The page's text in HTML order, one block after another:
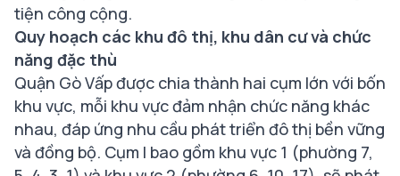
tiện công cộng.
Quy hoạch các khu đô thị, khu dân cư và chức
năng đặc thù
Quận Gò Vấp được chia thành hai cụm lớn với bốn
khu vực, mỗi khu vực đảm nhận chức năng khác
nhau, đáp ứng nhu cầu phát triển đô thị bền vững
và đồng bộ. Cụm I bao gồm khu vực 1 (phường 7,